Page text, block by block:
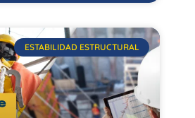
ESTABILIDAD ESTRUCTURAL